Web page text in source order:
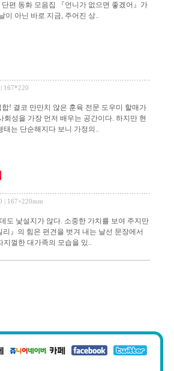
편 동화 모음집 『언니가 없으면 좋겠어』가
이 아닌 바로 지금, 주어진 상..
167*220
! 결코 만만치 않은 훈육 전문 도우미 할매가
성을 가장 먼저 배우는 공간이다. 하지만 현
는 단순해지다 보니 가정의..
| 167×220mm
도 낯설지가 않다. 소중한 가치를 보여 주지만
』의 힘은 편견을 벗겨 내는 날선 문장에서
껄한 대가족의 모습을 있..